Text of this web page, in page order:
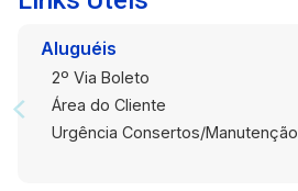
Aluguéis
2º Via Boleto
Área do Cliente
Urgência Consertos/Manutenção